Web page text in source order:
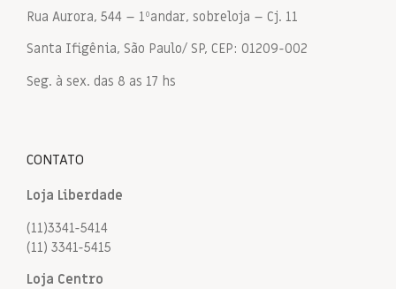
Rua Aurora, 544 – 1ºandar, sobreloja – Cj. 11
Santa Ifigênia, São Paulo/ SP, CEP: 01209-002
Seg. à sex. das 8 as 17 hs
CONTATO
Loja Liberdade
(11)3341-5414
(11) 3341-5415
Loja Centro